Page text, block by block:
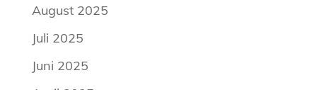
August 2025
Juli 2025
Juni 2025